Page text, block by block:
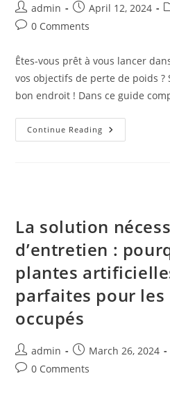
Post
author:
admin
Post
published:
April 12, 2024
Post0 Comments
Êtes-vous prêt à vous lancer
vos objectifs de perte de poids ?
bon endroit ! Dans ce guide
Continue Reading Explorer
Les
La solution
d’entretien :
plantes
parfaites pour
occupés
Post
author:
admin
Post
published:
March 26, 2024
Post0 Comments